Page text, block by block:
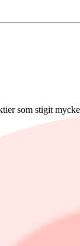
som stigit
står för
varit lägre för
strategi de
att man har